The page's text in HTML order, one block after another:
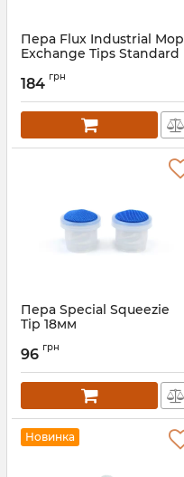
Пера Flux Industrial Mop
Exchange Tips Standard
184 грн
Пера Special Squeezie
Tip 18мм
96 грн
Новинка